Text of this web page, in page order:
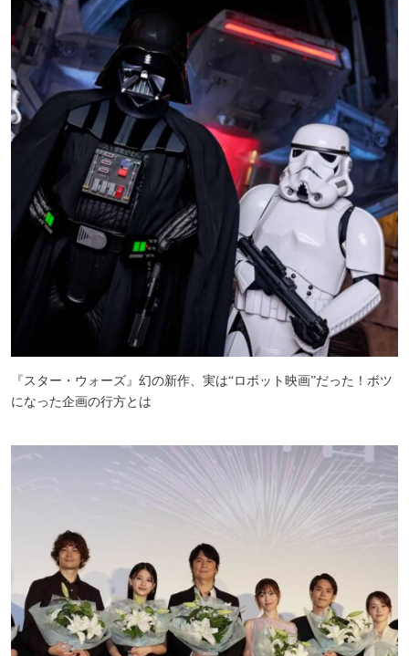
『スター・ウォーズ』幻の新作、実は“ロボット映画”だった！ボツ
になった企画の行方とは